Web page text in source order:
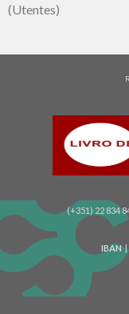
(Utentes)
(+351) 22 834
IBAN|